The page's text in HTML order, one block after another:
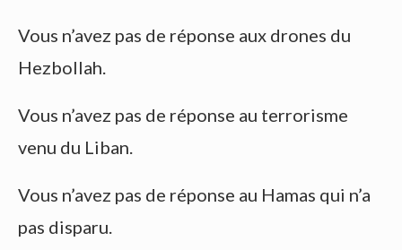
Vous n’avez pas de réponse aux drones du
Hezbollah.
Vous n’avez pas de réponse au terrorisme
venu du Liban.
Vous n’avez pas de réponse au Hamas qui n’a
pas disparu.